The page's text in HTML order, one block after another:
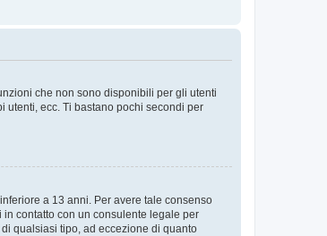
che non sono disponibili per gli utenti
utenti, ecc. Ti bastano pochi secondi per
a 13 anni. Per avere tale consenso
contatto con un consulente legale per
qualsiasi tipo, ad eccezione di quanto